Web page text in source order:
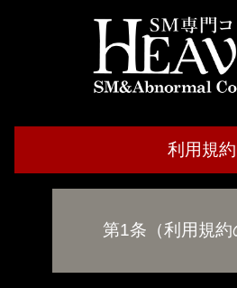
利用規約
第1条（利用規約